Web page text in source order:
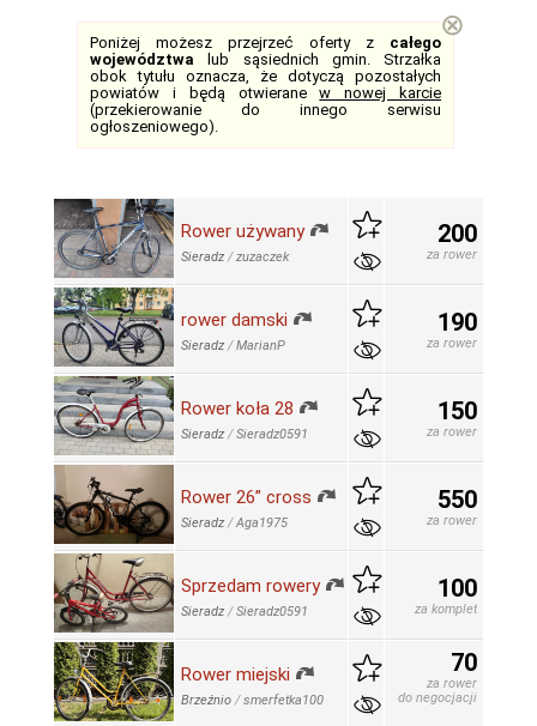
Poniżej możesz przejrzeć oferty z całego
województwa lub sąsiednich gmin. Strzałka
obok tytułu oznacza, że dotyczą pozostałych
powiatów i będą otwieranew nowej karcie
(przekierowanie do innego serwisu
ogłoszeniowego).
⊗
Rower używany
Sieradz /zuzaczek
200
za rower
rower damski
Sieradz /MarianP
190
za rower
Rower koła 28
Sieradz /Sieradz0591
150
za rower
Rower 26” cross
Sieradz /Aga1975
550
za rower
Sprzedam rowery
Sieradz /Sieradz0591
100
za komplet
Rower miejski
Brzeźnio /smerfetka100
70
za rower
do negocjacji